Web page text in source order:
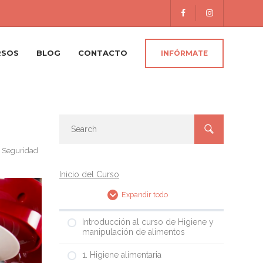
BLOG CONTACTO INFÓRMATE
Seguridad
Inicio del Curso
Expandir todo
Introducción al curso de Higiene y
manipulación de alimentos
1. Higiene alimentaria